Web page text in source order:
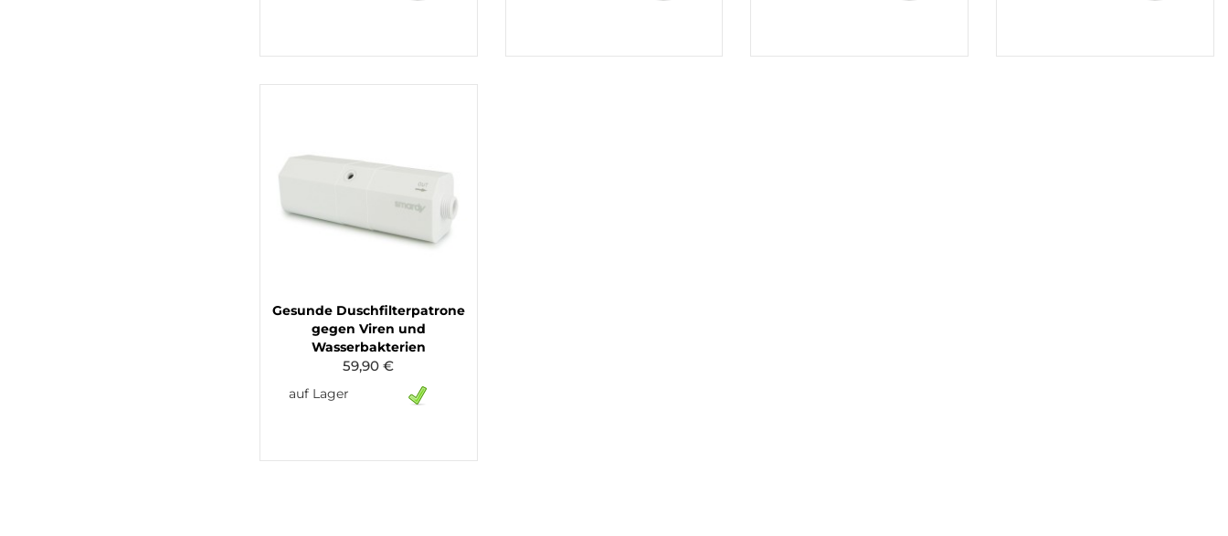
Gesunde Duschfilterpatrone
gegen Viren und
Wasserbakterien
59,90 €
auf Lager